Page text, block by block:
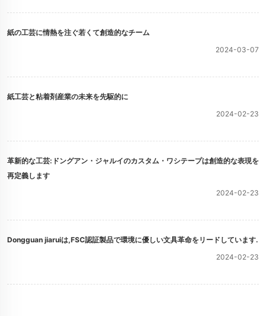
紙の工芸に情熱を注ぐ若くて創造的なチーム
2024-03-07
紙工芸と粘着剤産業の未来を先駆的に
2024-02-23
革新的な工芸:ドングアン・ジャルイのカスタム・ワシテープは創造的な表現を
再定義します
2024-02-23
Dongguan jiaruiは,FSC認証製品で環境に優しい文具革命をリードしています.
2024-02-23